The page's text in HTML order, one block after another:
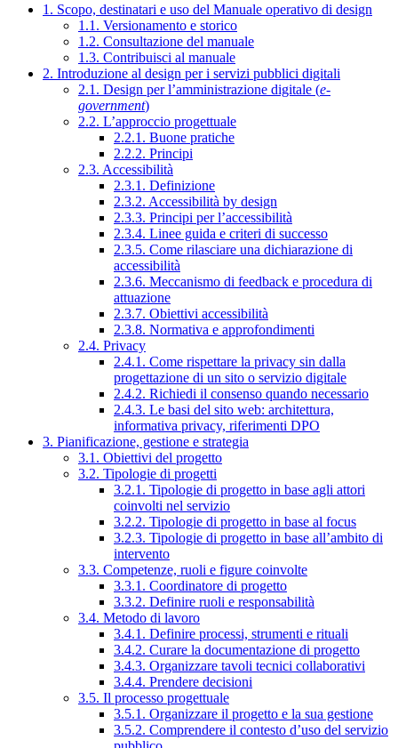
1. Scopo, destinatari e uso del Manuale operativo di design
1.1. Versionamento e storico
1.2. Consultazione del manuale
1.3. Contribuisci al manuale
2. Introduzione al design per i servizi pubblici digitali
2.1. Design per l’amministrazione digitale (e-
government)
2.2. L’approccio progettuale
2.2.1. Buone pratiche
2.2.2. Principi
2.3. Accessibilità
2.3.1. Definizione
2.3.2. Accessibilità by design
2.3.3. Principi per l’accessibilità
2.3.4. Linee guida e criteri di successo
2.3.5. Come rilasciare una dichiarazione di
accessibilità
2.3.6. Meccanismo di feedback e procedura di
attuazione
2.3.7. Obiettivi accessibilità
2.3.8. Normativa e approfondimenti
2.4. Privacy
2.4.1. Come rispettare la privacy sin dalla
progettazione di un sito o servizio digitale
2.4.2. Richiedi il consenso quando necessario
2.4.3. Le basi del sito web: architettura,
informativa privacy, riferimenti DPO
3. Pianificazione, gestione e strategia
3.1. Obiettivi del progetto
3.2. Tipologie di progetti
3.2.1. Tipologie di progetto in base agli attori
coinvolti nel servizio
3.2.2. Tipologie di progetto in base al focus
3.2.3. Tipologie di progetto in base all’ambito di
intervento
3.3. Competenze, ruoli e figure coinvolte
3.3.1. Coordinatore di progetto
3.3.2. Definire ruoli e responsabilità
3.4. Metodo di lavoro
3.4.1. Definire processi, strumenti e rituali
3.4.2. Curare la documentazione di progetto
3.4.3. Organizzare tavoli tecnici collaborativi
3.4.4. Prendere decisioni
3.5. Il processo progettuale
3.5.1. Organizzare il progetto e la sua gestione
3.5.2. Comprendere il contesto d’uso del servizio